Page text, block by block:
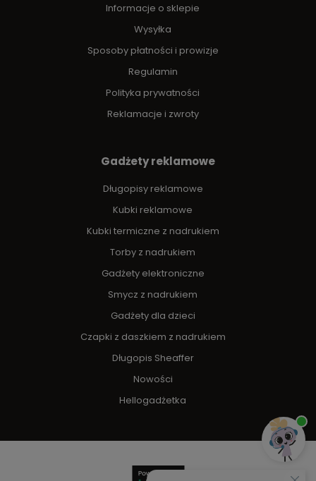
Informacje o sklepie
Wysyłka
Sposoby płatności i prowizje
Regulamin
Polityka prywatności
Reklamacje i zwroty
Gadżety reklamowe
Długopisy reklamowe
Kubki reklamowe
Kubki termiczne z nadrukiem
Torby z nadrukiem
Gadżety elektroniczne
Smycz z nadrukiem
Gadżety dla dzieci
Czapki z daszkiem z nadrukiem
Długopis Sheaffer
Nowości
Hellogadżetka